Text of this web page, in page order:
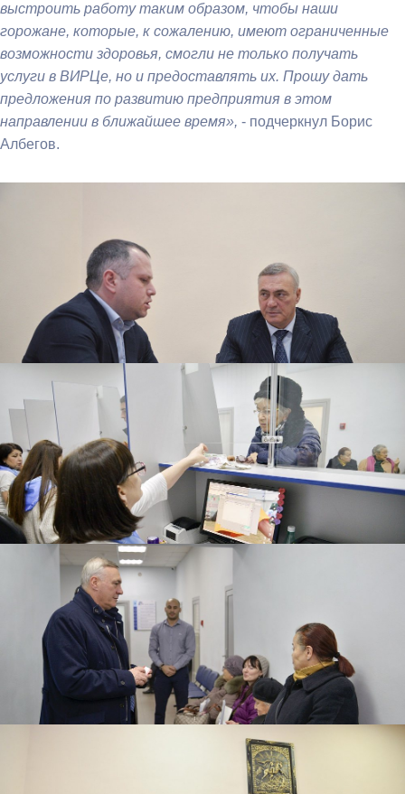
выстроить работу таким образом, чтобы наши
горожане, которые, к сожалению, имеют ограниченные
возможности здоровья, смогли не только получать
услуги в ВИРЦе, но и предоставлять их. Прошу дать
предложения по развитию предприятия в этом
направлении в ближайшее время», - подчеркнул Борис
Албегов.